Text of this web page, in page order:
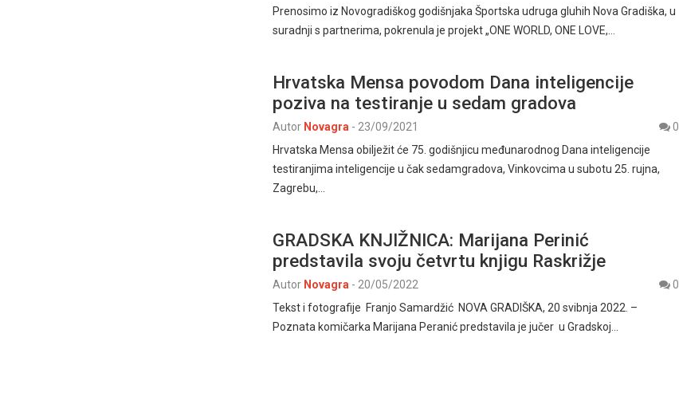
Prenosimo iz Novogradiškog godišnjaka Športska udruga gluhih Nova Gradiška, u
suradnji s partnerima, pokrenula je projekt „ONE WORLD, ONE LOVE,…
Hrvatska Mensa povodom Dana inteligencije
poziva na testiranje u sedam gradova
Autor Novagra - 23/09/2021
0
Hrvatska Mensa obilježit će 75. godišnjicu međunarodnog Dana inteligencije
testiranjima inteligencije u čak sedamgradova, Vinkovcima u subotu 25. rujna,
Zagrebu,…
GRADSKA KNJIŽNICA: Marijana Perinić
predstavila svoju četvrtu knjigu Raskrižje
Autor Novagra - 20/05/2022
0
Tekst i fotografije Franjo Samardžić NOVA GRADIŠKA, 20 svibnja 2022. –
Poznata komičarka Marijana Peranić predstavila je jučer u Gradskoj…